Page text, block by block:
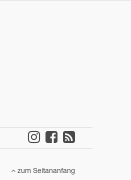
zum Seitananfang